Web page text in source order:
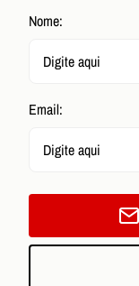
Nome:
Email: